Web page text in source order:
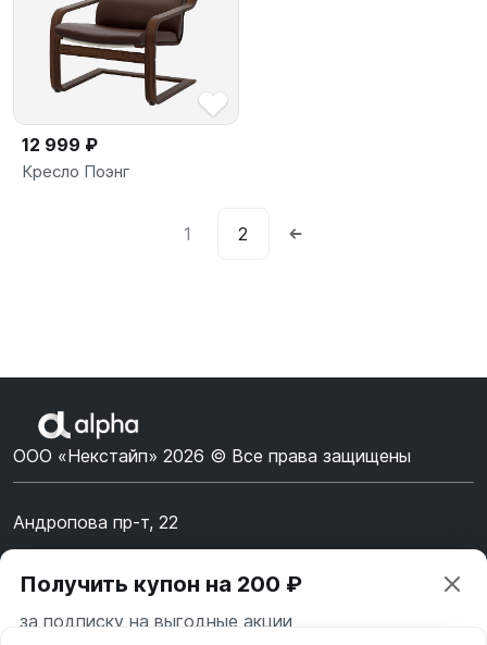
12 999 ₽
Кресло Поэнг
1 2
ООО «Некстайп» 2026 © Все права защищены
Андропова пр-т, 22
8 (800) 123-55-44
msk@alpha-demo.ru
Получить купон на 200 ₽
за подписку на выгодные акции